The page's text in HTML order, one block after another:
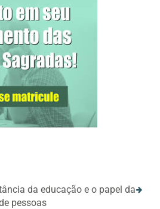
da educação e o papel da
pessoas